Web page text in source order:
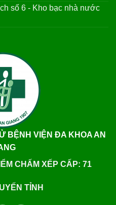
số 6 - Kho bạc nhà nước
BỆNH VIỆN ĐA KHOA AN
CHẤM XẾP CẤP: 71
TỈNH